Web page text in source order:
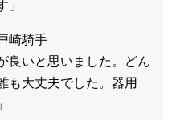
」
崎騎手
良いと思いました。どん
も大丈夫でした。器用